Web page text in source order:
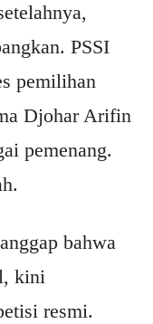
PSSI
pemilihan
Djohar Arifin
pemenang.
bahwa
kini
resmi.